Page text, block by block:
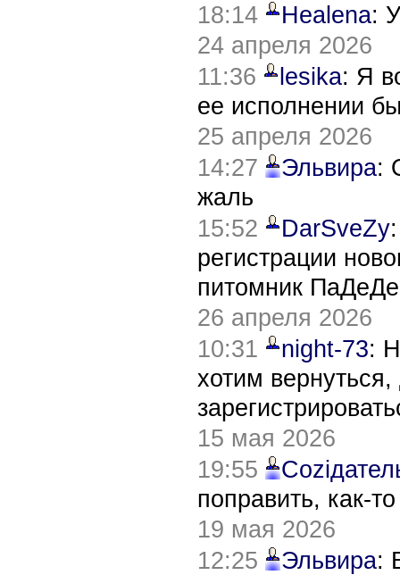
18:14
Healena:
24 апреля 2026
11:36
lesika: Я
ее исполнении
25 апреля 2026
14:27
Эльвира:
жаль
15:52
DarSveZy
регистрации
питомник
26 апреля 2026
10:31
night-73:
хотим
15 мая 2026
19:55
поправить, как-
19 мая 2026
12:25
Эльвира: